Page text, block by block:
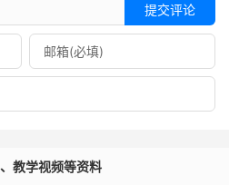
提交评论
教学视频等资料